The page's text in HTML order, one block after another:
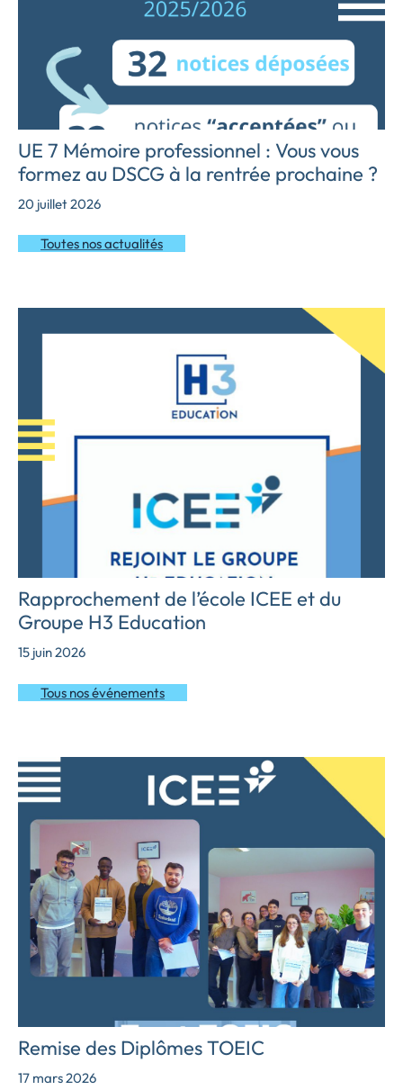
UE 7 Mémoire professionnel : Vous vous
formez au DSCG à la rentrée prochaine ?
20 juillet 2026
Toutes nos actualités
Rapprochement de l’école ICEE et du
Groupe H3 Education
15 juin 2026
Tous nos événements
Remise des Diplômes TOEIC
17 mars 2026